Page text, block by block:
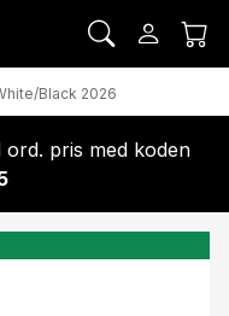
Black 2026
pris med koden